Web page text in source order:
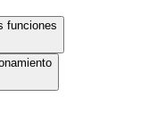
funciones